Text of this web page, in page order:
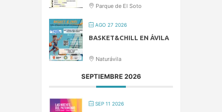
Parque de El Soto
AGO 27 2026
BASKET&CHILL EN ÁVILA
Naturávila
SEPTIEMBRE 2026
SEP 11 2026